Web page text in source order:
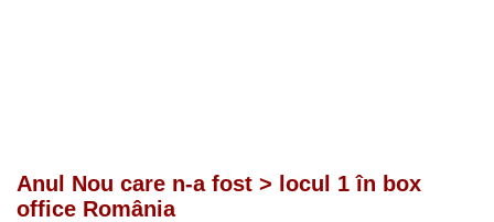
Anul Nou care n-a fost > locul 1 în box
office România